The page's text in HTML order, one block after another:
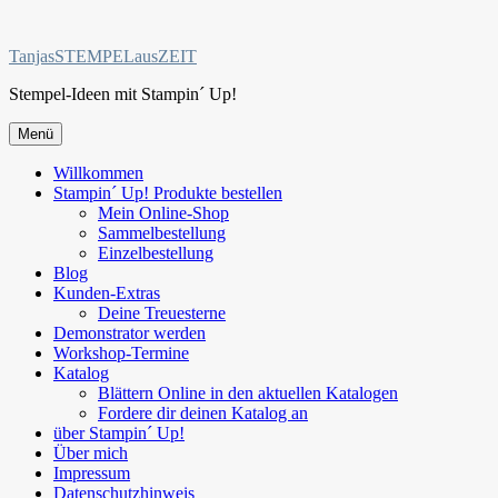
springen
TanjasSTEMPELausZEIT
Stempel-Ideen mit Stampin´ Up!
Menü
Willkommen
Stampin´ Up! Produkte bestellen
Mein Online-Shop
Sammelbestellung
Einzelbestellung
Blog
Kunden-Extras
Deine Treuesterne
Demonstrator werden
Workshop-Termine
Katalog
Blättern Online in den aktuellen Katalogen
Fordere dir deinen Katalog an
über Stampin´ Up!
Über mich
Impressum
Datenschutzhinweis